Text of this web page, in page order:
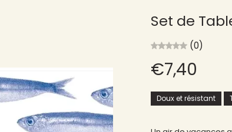
Set de
(0)
€7,40
Doux et résistant